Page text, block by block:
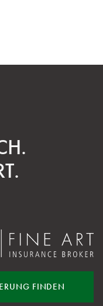
FINDEN